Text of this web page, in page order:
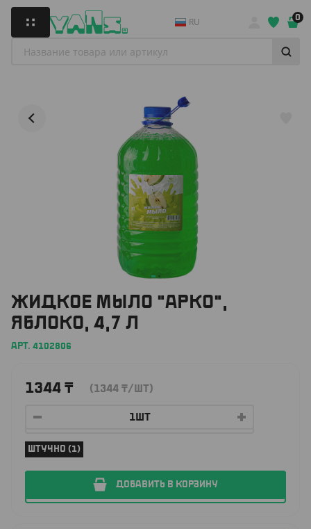
RU 0
ЖИДКОЕ МЫЛО "АРКО",
ЯБЛОКО, 4,7 Л
АРТ. 4102806
1344 ₸ (1344 ₸/ШТ)
ШТУЧНО (1)
ДОБАВИТЬ В КОРЗИНУ